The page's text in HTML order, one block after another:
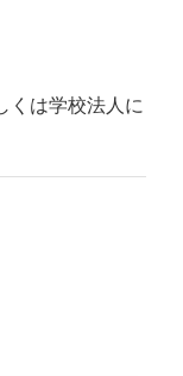
くは学校法人に